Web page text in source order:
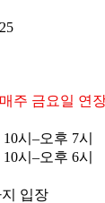
주 금요일 연
10시–오후 7시
10시–오후 6시
입장